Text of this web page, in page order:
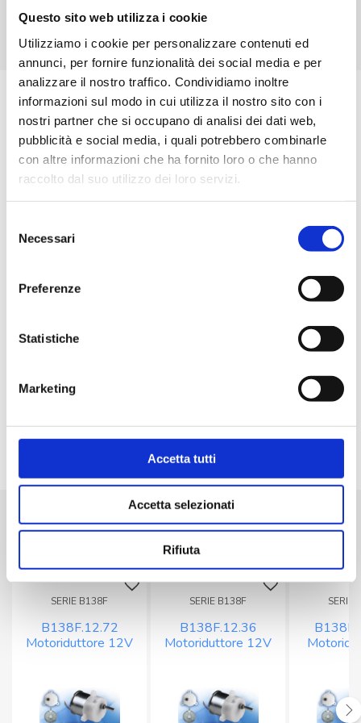
Questo sito web utilizza i cookie
Utilizziamo i cookie per personalizzare contenuti ed
annunci, per fornire funzionalità dei social media e per
analizzare il nostro traffico. Condividiamo inoltre
informazioni sul modo in cui utilizza il nostro sito con i
nostri partner che si occupano di analisi dei dati web,
pubblicità e social media, i quali potrebbero combinarle
con altre informazioni che ha fornito loro o che hanno
raccolto dal suo utilizzo dei loro servizi.
delNecessari
Preferenze
Statistiche
Marketing
Accetta tutti
Accetta selezionati
Rifiuta
Download
Richiedi info sul prodotto
B138F.12.21 Motoriduttore 12V 125/85rpm
Soppressione disturbi con VDR sul collettore
Spazzole in metallo prezioso (Au-Ag-Cu)
Direzione di rotazione secondo polarità
Caratteristiche tecniche:
Velocità massima senza carico: 125rpm
Peso approssimativo: 85g
Prodotti correlati
SERIE B138F
B138F.12.72
Motoriduttore 12V
SERIE B138F
B138F.12.36
Motoriduttore 12V
SERIE